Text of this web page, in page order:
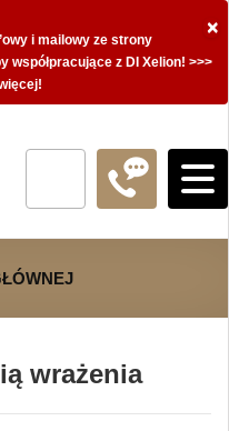
×
i mailowy ze strony
z DI Xelion! >>>
wrażenia